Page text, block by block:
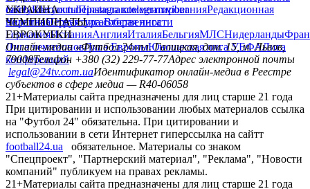
сайтуКонтактыПравила комментированияРедакционная
политикаСтруктура собственности
facebookxyoutubeinstagramtelegramviber
УКРАИНА
УкраинаПервая лигаВторая лига
ЧЕМПИОНАТЫ
ГерманияИспанияАнглияИталияБельгияМЛСНидерланды
ЕВРОКУБКИ
Лига чемпионовЛига ЕвропыЮношеская лига УЕФАЛига
конференций
Онлайн-медиа «Футбол 24»пл. Галицкая, дом. 15, м. Львов,
79008Телефон +380 (32) 229-77-77Адрес электронной почты
legal@24tv.com.uaИдентификатор онлайн-медиа в Реестре
субъектов в сфере медиа — R40-06058
21+Материалы сайта предназначены для лиц старше 21 года
При цитировании и использовании любых материалов ссылка
на "Футбол 24" обязательна. При цитировании и
использовании в сети Интернет гиперссылка на сайтт
football24.ua
обязательное. Материалы со знаком
"Спецпроект", "Партнерский материал", "Реклама", "Новости
компаний" публикуем на правах рекламы.
21+Материалы сайта предназначены для лиц старше 21 года